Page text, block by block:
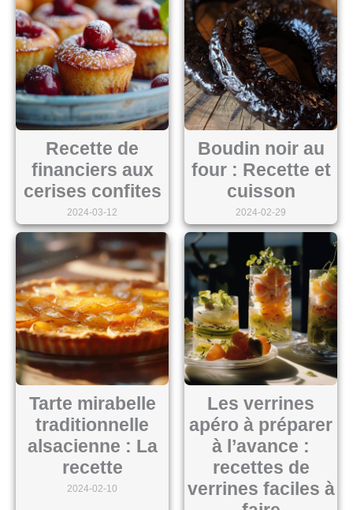
Recette de
financiers aux
cerises confites
2024-03-12
Boudin noir au
four : Recette et
cuisson
2024-02-29
Tarte mirabelle
traditionnelle
alsacienne : La
recette
2024-02-10
Les verrines
apéro à préparer
à l’avance :
recettes de
verrines faciles à